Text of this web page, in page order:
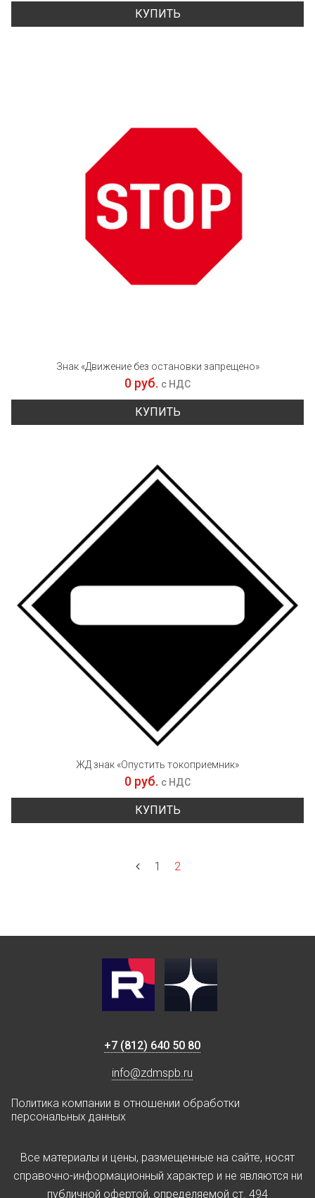
КУПИТЬ
Знак «Движение без остановки запрещено»
0 руб. с НДС
КУПИТЬ
ЖД знак «Опустить токоприемник»
0 руб. с НДС
КУПИТЬ
1 2
+7 (812) 640 50 80
info@zdmspb.ru
Политика компании в отношении обработки
персональных данных
Все материалы и цены, размещенные на сайте, носят
справочно-информационный характер и не являются ни
публичной офертой, определяемой ст. 494